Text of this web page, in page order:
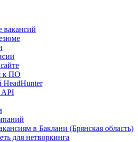
вакансий
к ПО
HeadHunter
API
в Баклани (Брянская область)
для нетворкинга